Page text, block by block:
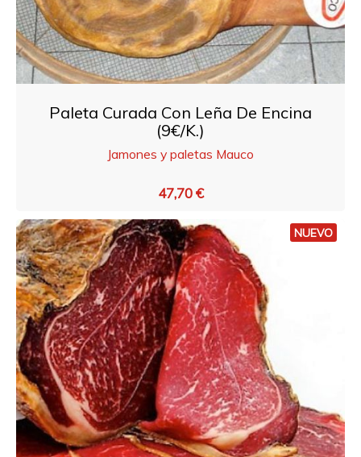
Paleta Curada Con Leña De Encina
(9€/k.)
Jamones y paletas Mauco
47,70 €
NUEVO